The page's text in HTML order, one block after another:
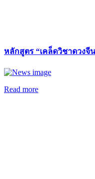
หลักสูตร “เคล็ดวิชาดวงจี
Read more